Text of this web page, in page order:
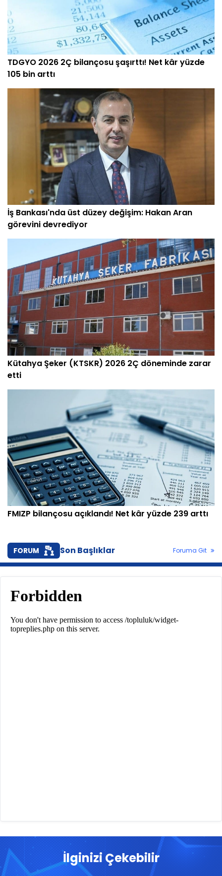
TDGYO 2026 2Ç bilançosu şaşırttı! Net kâr yüzde
105 bin arttı
İş Bankası'nda üst düzey değişim: Hakan Aran
görevini devrediyor
Kütahya Şeker (KTSKR) 2026 2Ç döneminde zarar
etti
FMIZP bilançosu açıklandı! Net kâr yüzde 239 arttı
FORUM Son Başlıklar Foruma Git
İlginizi Çekebilir